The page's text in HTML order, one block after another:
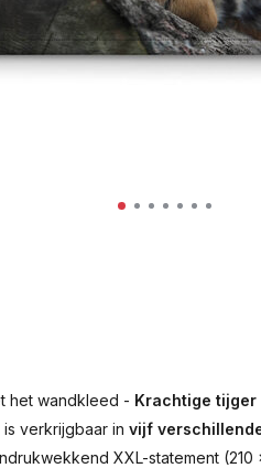
het wandkleed - Krachtige tijger
verkrijgbaar in vijf
XXL-statement (210